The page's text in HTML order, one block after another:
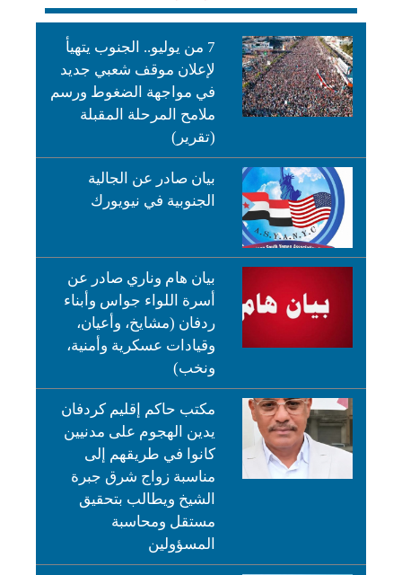
7 من يوليو.. الجنوب يتهيأ
لإعلان موقف شعبي جديد
في مواجهة الضغوط ورسم
ملامح المرحلة المقبلة
(تقرير)
بيان صادر عن الجالية
الجنوبية في نيويورك
بيان هام وناري صادر عن
أسرة اللواء جواس وأبناء
ردفان (مشايخ، وأعيان،
وقيادات عسكرية وأمنية،
ونخب)
مكتب حاكم إقليم كردفان
يدين الهجوم على مدنيين
كانوا في طريقهم إلى
مناسبة زواج شرق جبرة
الشيخ ويطالب بتحقيق
مستقل ومحاسبة
المسؤولين